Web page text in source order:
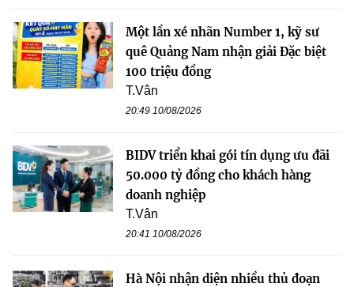
Một lần xé nhãn Number 1, kỹ sư
quê Quảng Nam nhận giải Đặc biệt
100 triệu đồng
T.Vân
20:49 10/08/2026
BIDV triển khai gói tín dụng ưu đãi
50.000 tỷ đồng cho khách hàng
doanh nghiệp
T.Vân
20:41 10/08/2026
Hà Nội nhận diện nhiều thủ đoạn